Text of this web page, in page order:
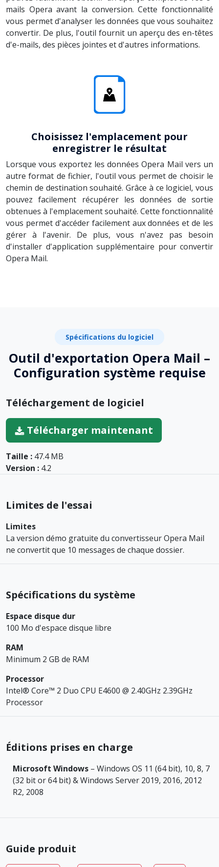
mails Opera avant la conversion. Cette fonctionnalité
vous permet d'analyser les données que vous souhaitez
convertir. De plus, l'outil fournit un aperçu des en-têtes
d'e-mails, des pièces jointes et d'autres informations.
Choisissez l'emplacement pour
enregistrer le résultat
Lorsque vous exportez les données Opera Mail vers un
autre format de fichier, l'outil vous permet de choisir le
chemin de destination souhaité. Grâce à ce logiciel, vous
pouvez facilement récupérer les données de sortie
obtenues à l'emplacement souhaité. Cette fonctionnalité
vous permet d'accéder facilement aux données et de les
gérer à l'avenir. De plus, vous n'avez pas besoin
d'installer d'application supplémentaire pour convertir
Opera Mail.
Spécifications du logiciel
Outil d'exportation Opera Mail –
Configuration système requise
Téléchargement de logiciel
Télécharger maintenant
Taille : 47.4 MB
Version : 4.2
Limites de l'essai
Limites
La version démo gratuite du convertisseur Opera Mail
ne convertit que 10 messages de chaque dossier.
Spécifications du système
Espace disque dur
100 Mo d'espace disque libre
RAM
Minimum 2 GB de RAM
Processor
Intel® Core™ 2 Duo CPU E4600 @ 2.40GHz 2.39GHz
Processor
Éditions prises en charge
Microsoft Windows – Windows OS 11 (64 bit), 10, 8, 7
(32 bit or 64 bit) & Windows Server 2019, 2016, 2012
R2, 2008
Guide produit